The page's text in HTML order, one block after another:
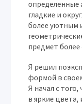
определенные
гладкие и
более уютным
предмет
Я решил
формой в
Я начал с
в яркие цвета,